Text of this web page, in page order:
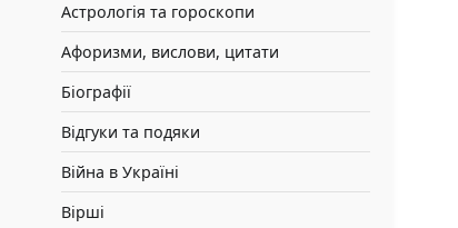
Астрологія та гороскопи
Афоризми, вислови, цитати
Біографії
Відгуки та подяки
Війна в Україні
Вірші